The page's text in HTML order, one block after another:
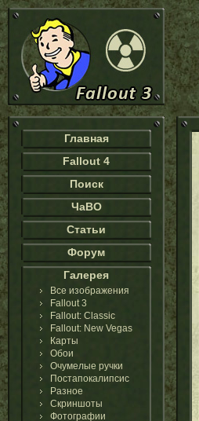
Главная
Fallout 4
Поиск
ЧаВО
Статьи
Форум
Галерея
Все изображения
Fallout 3
Fallout: Classic
Fallout: New Vegas
Карты
Обои
Очумелые ручки
Постапокалипсис
Разное
Скриншоты
Фотографии